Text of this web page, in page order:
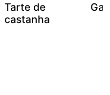
Tarte de
castanha